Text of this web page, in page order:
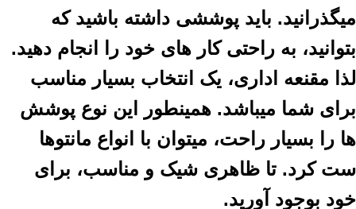
میگذرانید. باید پوششی داشته باشید که
بتوانید، به راحتی کار های خود را انجام دهید.
لذا مقنعه اداری، یک انتخاب بسیار مناسب
برای شما میباشد. همینطور این نوع پوشش
ها را بسیار راحت، میتوان با انواع مانتوها
ست کرد. تا ظاهری شیک و مناسب، برای
خود بوجود آورید.